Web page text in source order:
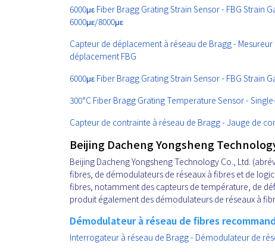
6000με Fiber Bragg Grating Strain Sensor - FBG
6000με/8000με
Capteur de déplacement à réseau de Bragg -
déplacement FBG
6000με Fiber Bragg Grating Strain Sensor - FBG Strain
300°C Fiber Bragg Grating Temperature Sensor -
Capteur de contrainte à réseau de Bragg - Jauge de
Beijing Dacheng Yongsheng
Beijing Dacheng Yongsheng Technology Co., Ltd.
fibres, de démodulateurs de réseaux à fibres et de
fibres, notamment des capteurs de température, de
produit également des démodulateurs de réseaux à
Démodulateur à réseau de fibres
Interrogateur à réseau de Bragg - Démodulateur de